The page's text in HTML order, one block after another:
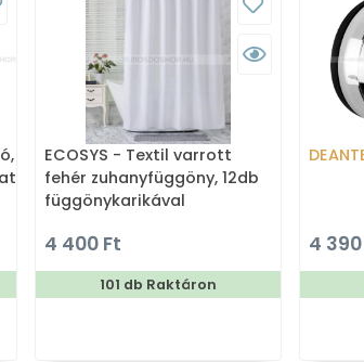
ECOSYS - Textil varrott
fehér zuhanyfüggöny, 12db
függönykarikával
4 400 Ft
101 db Raktáron
4